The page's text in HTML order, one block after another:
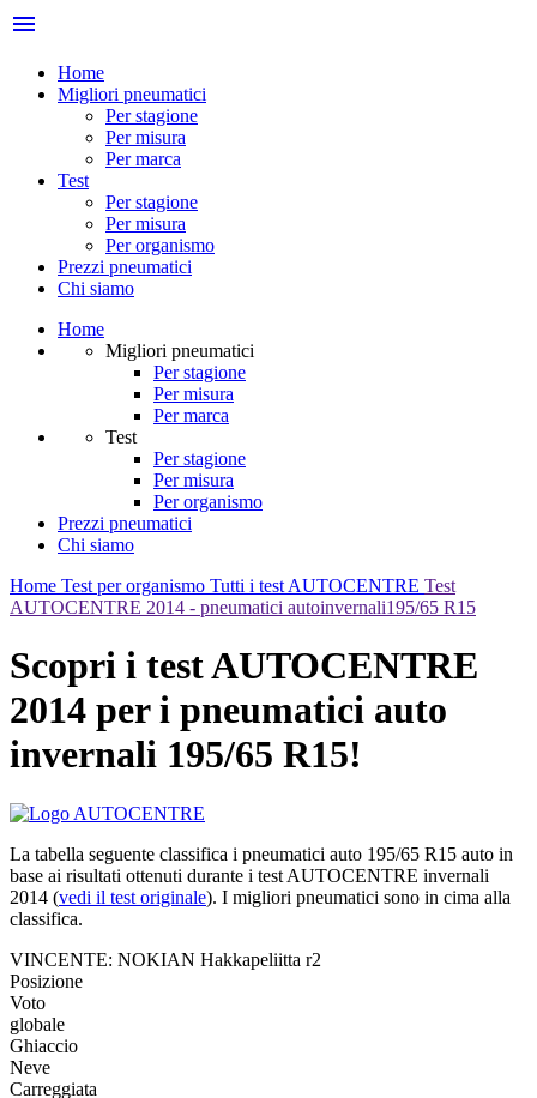
menu
Home
Migliori pneumatici
Per stagione
Per misura
Per marca
Test
Per stagione
Per misura
Per organismo
Prezzi pneumatici
Chi siamo
Home
Migliori pneumatici
Per stagione
Per misura
Per marca
Test
Per stagione
Per misura
Per organismo
Prezzi pneumatici
Chi siamo
Home Test per organismo Tutti i test AUTOCENTRE Test
AUTOCENTRE 2014 - pneumatici autoinvernali195/65 R15
Scopri i test AUTOCENTRE
2014 per i pneumatici auto
invernali 195/65 R15!
La tabella seguente classifica i pneumatici auto 195/65 R15 auto in
base ai risultati ottenuti durante i test AUTOCENTRE invernali
2014 (vedi il test originale). I migliori pneumatici sono in cima alla
classifica.
VINCENTE: NOKIAN Hakkapeliitta r2
Posizione
Voto
globale
Ghiaccio
Neve
Carreggiata